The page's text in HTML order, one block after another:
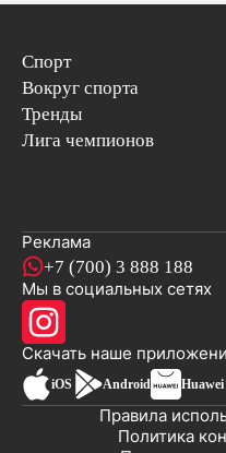
Спорт
Вокруг спорта
Тренды
Лига чемпионов
Реклама
+7 (700) 3 888 188
Мы в социальных сетях
Скачать наше
iOS Android Huawei
Политика
Правила